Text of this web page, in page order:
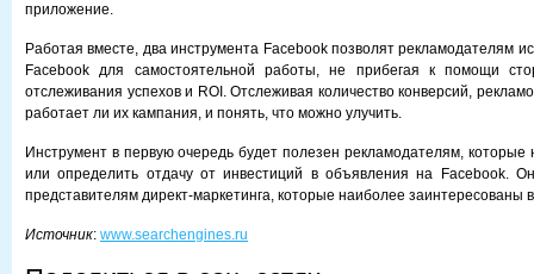
приложение.
Работая вместе, два инструмента Facebook позволят рекламодателям
Facebook для самостоятельной работы, не прибегая к помощи
отслеживания успехов и ROI. Отслеживая количество конверсий,
работает ли их кампания, и понять, что можно улучить.
Инструмент в первую очередь будет полезен рекламодателям, которые
или определить отдачу от инвестиций в объявления на Facebook.
представителям директ-маркетинга, которые наиболее заинтересованы
Источник: www.searchengines.ru